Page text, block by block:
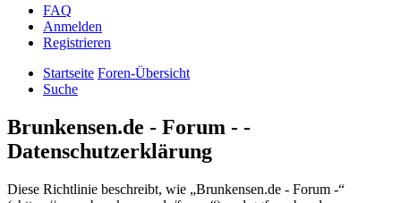
FAQ
Anmelden
Registrieren
Startseite Foren-Übersicht
Suche
Brunkensen.de - Forum - -
Datenschutzerklärung
Diese Richtlinie beschreibt, wie „Brunkensen.de - Forum -“